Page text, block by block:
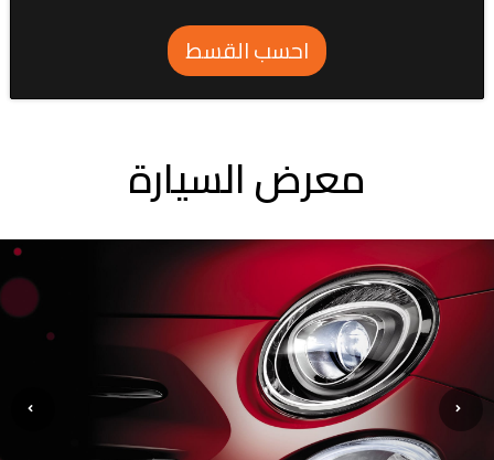
احسب القسط
معرض السيارة